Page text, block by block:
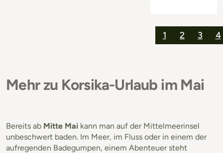
1 2 3 4
Mehr zu Korsika-Urlaub im Mai
Bereits ab Mitte Mai kann man auf der Mittelmeerinsel
unbeschwert baden. Im Meer, im Fluss oder in einem der
aufregenden Badegumpen, einem Abenteuer steht